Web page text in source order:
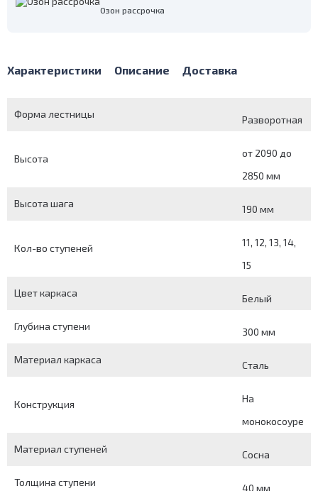
Озон рассрочка
Характеристики Описание Доставка
Форма лестницы Разворотная
Высота
от 2090 до
2850 мм
Высота шага 190 мм
Кол-во ступеней
11, 12, 13, 14,
15
Цвет каркаса Белый
Глубина ступени 300 мм
Материал каркаса Сталь
Конструкция
На
монокосоуре
Материал ступеней Сосна
Толщина ступени 40 мм